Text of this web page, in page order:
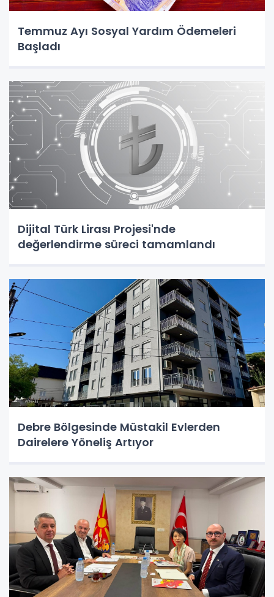
Temmuz Ayı Sosyal Yardım Ödemeleri
Başladı
Dijital Türk Lirası Projesi'nde
değerlendirme süreci tamamlandı
Debre Bölgesinde Müstakil Evlerden
Dairelere Yöneliş Artıyor